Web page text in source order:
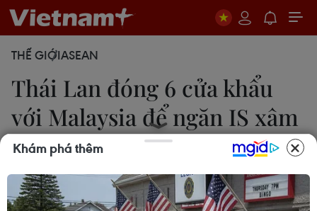
THẾ GIỚIASEAN
Thái Lan đóng 6 cửa khẩu
với Malaysia để ngăn IS xâm
nhập
08/06/2017 07:15
Khám phá thêm